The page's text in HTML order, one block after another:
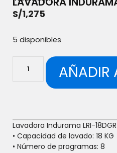
S/1,275
5 disponibles
AÑADIR
Lavadora Indurama LRI-18DGR
• Capacidad de lavado: 18 KG
• Número de programas: 8